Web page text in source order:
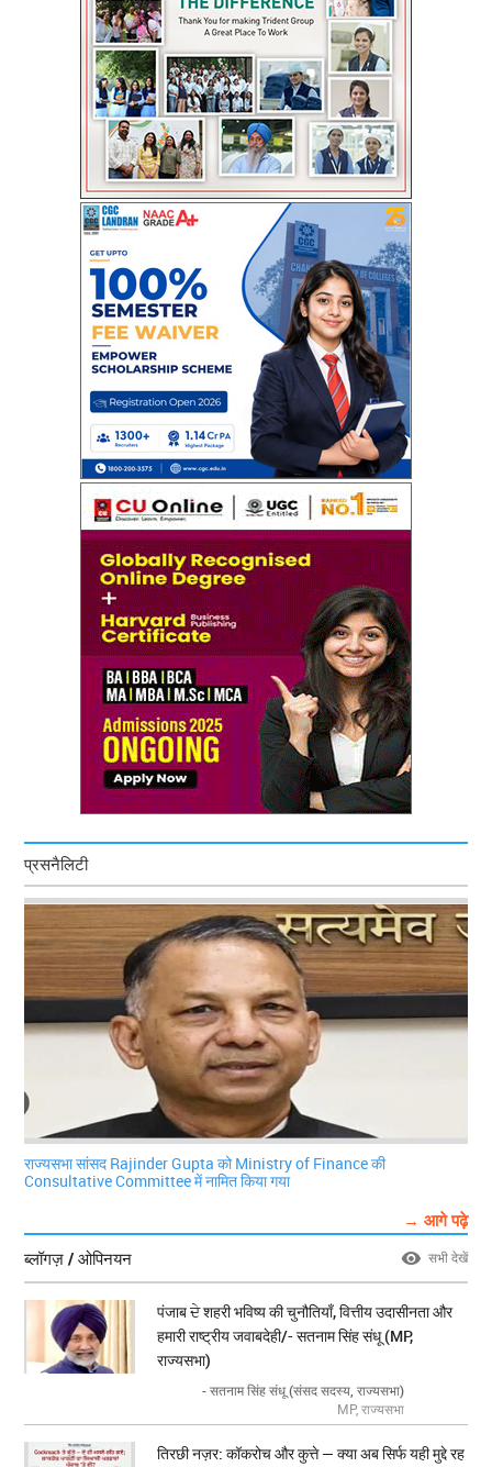
प्रसनैलिटी
राज्यसभा सांसद Rajinder Gupta को Ministry of Finance की
Consultative Committee में नामित किया गया
→ आगे पढ़े
ब्लॉगज़ / ओपिनयन
सभी देखें
पंजाब ਦੇ शहरी भविष्य की चुनौतियाँ, वित्तीय उदासीनता और
हमारी राष्ट्रीय जवाबदेही/- सतनाम सिंह संधू (MP,
राज्यसभा)
- सतनाम सिंह संधू (संसद सदस्य, राज्यसभा)
MP, राज्यसभा
तिरछी नज़र: कॉकरोच और कुत्ते — क्या अब सिर्फ यही मुद्दे रह